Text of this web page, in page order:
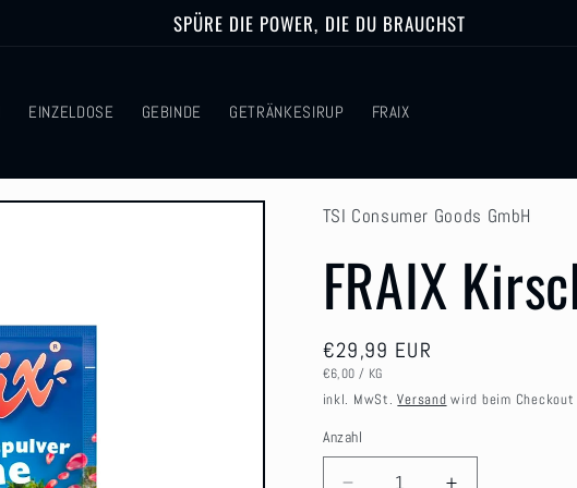
SPÜRE DIE POWER, DIE DU BRAUCHST
EINZELDOSE GEBINDE GETRÄNKESIRUP FRAIX
TSI Consumer Goods GmbH
FRAIX
Normaler
Preis
€29,99 EUR
STÜCKPREIS
€6,00 / PRO
KG
inkl. MwSt.Versand wird beim
Anzahl